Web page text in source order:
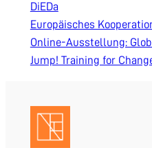
DiEDa
Europäisches
Online-Ausstellung:
Jump! Training for